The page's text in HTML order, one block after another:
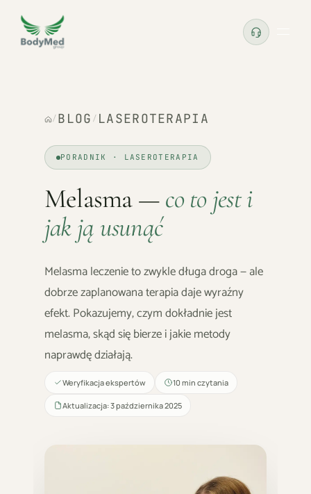
/ BLOG / LASEROTERAPIA
PORADNIK · LASEROTERAPIA
Melasma —co to jest i
jak ją usunąć
Melasma leczenie to zwykle długa droga — ale
dobrze zaplanowana terapia daje wyraźny
efekt. Pokazujemy, czym dokładnie jest
melasma, skąd się bierze i jakie metody
naprawdę działają.
Weryfikacja ekspertów 10 min czytania
Aktualizacja: 3 października 2025